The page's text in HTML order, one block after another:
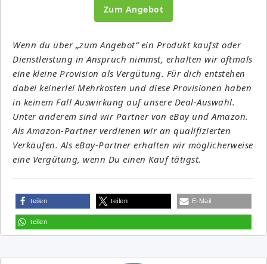
Zum Angebot
Wenn du über „zum Angebot“ ein Produkt kaufst oder
Dienstleistung in Anspruch nimmst, erhalten wir oftmals
eine kleine Provision als Vergütung. Für dich entstehen
dabei keinerlei Mehrkosten und diese Provisionen haben
in keinem Fall Auswirkung auf unsere Deal-Auswahl.
Unter anderem sind wir Partner von eBay und Amazon.
Als Amazon-Partner verdienen wir an qualifizierten
Verkäufen. Als eBay-Partner erhalten wir möglicherweise
eine Vergütung, wenn Du einen Kauf tätigst.
teilen teilen E-Mail
teilen